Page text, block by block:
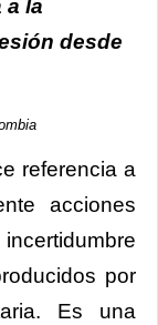
a la
desde
referencia a
acciones
por
Es una